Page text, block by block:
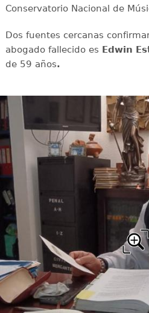
Conservatorio Nacional de
Dos fuentes cercanas
abogado fallecido es Edwin
de 59 años.